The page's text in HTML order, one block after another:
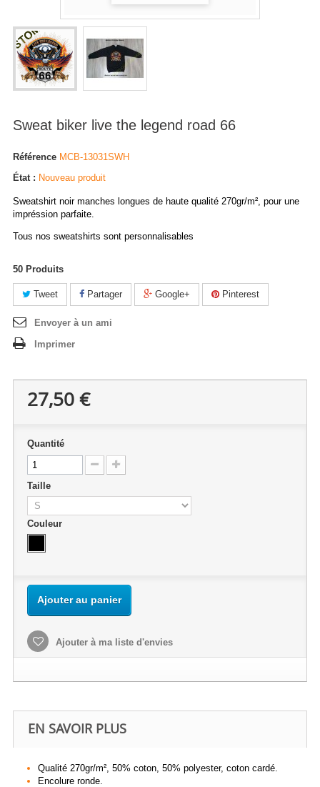
Sweat biker live the legend road 66
Référence MCB-13031SWH
État : Nouveau produit
Sweatshirt noir manches longues de haute qualité 270gr/m², pour une
impréssion parfaite.
Tous nos sweatshirts sont personnalisables
50 Produits
Tweet Partager Google+ Pinterest
Envoyer à un ami
Imprimer
27,50 €
Quantité
Taille
Couleur
Ajouter au panier
Ajouter à ma liste d'envies
EN SAVOIR PLUS
Qualité 270gr/m², 50% coton, 50% polyester, coton cardé.
Encolure ronde.